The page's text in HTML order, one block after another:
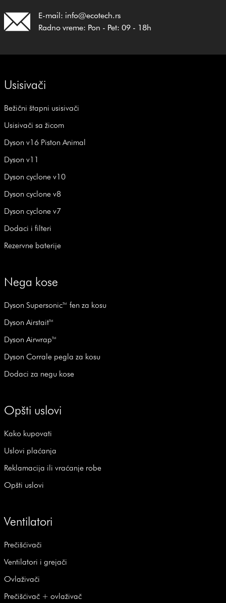
E-mail: info@ecotech.rs
Radno vreme: Pon - Pet: 09 - 18h
Usisivači
Bežični štapni usisivači
Usisivači sa žicom
Dyson v16 Piston Animal
Dyson v11
Dyson cyclone v10
Dyson cyclone v8
Dyson cyclone v7
Dodaci i filteri
Rezervne baterije
Nega kose
Dyson Supersonic™ fen za kosu
Dyson Airstait™
Dyson Airwrap™
Dyson Corrale pegla za kosu
Dodaci za negu kose
Opšti uslovi
Kako kupovati
Uslovi plaćanja
Reklamacija ili vraćanje robe
Opšti uslovi
Ventilatori
Prečišćivači
Ventilatori i grejači
Ovlaživači
Prečišćivač + ovlaživač